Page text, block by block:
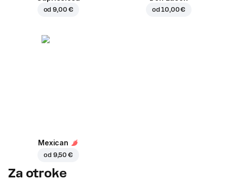
od9,00 € od10,00 €
Mexican
od 9,50 €
Za otroke